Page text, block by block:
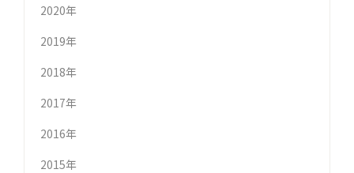
2020年
2019年
2018年
2017年
2016年
2015年